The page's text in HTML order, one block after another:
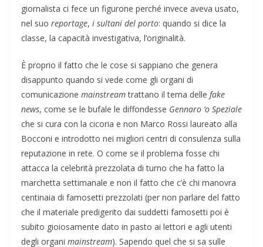
giornalista ci fece un figurone perché invece aveva usato,
nel suo reportage, i sultani del porto: quando si dice la
classe, la capacità investigativa, l’originalità.
È proprio il fatto che le cose si sappiano che genera
disappunto quando si vede come gli organi di
comunicazione mainstreamtrattano il tema delle fake
news, come se le bufale le diffondesse Gennaro ‘o Speziale
che si cura con la cicoria e non Marco Rossi laureato alla
Bocconi e introdotto nei migliori centri di consulenza sulla
reputazione in rete. O come se il problema fosse chi
attacca la celebrità prezzolata di turno che ha fatto la
marchetta settimanale e non il fatto che c’è chi manovra
centinaia di famosetti prezzolati (per non parlare del fatto
che il materiale predigerito dai suddetti famosetti poi è
subito gioiosamente dato in pasto ai lettori e agli utenti
degli organi mainstream). Sapendo quel che si sa sulle